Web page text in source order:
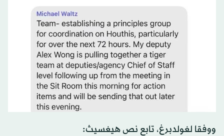
ووفقا لغولدبرغ، تابع نص هيغسيث: